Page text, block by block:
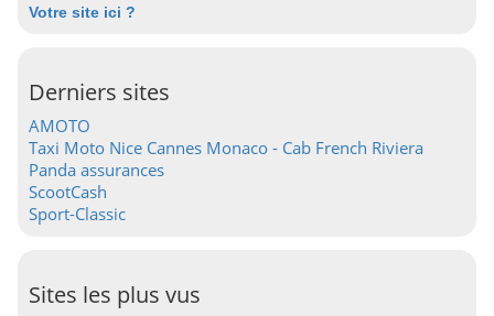
Votre site ici ?
Derniers sites
AMOTO
Taxi Moto Nice Cannes Monaco - Cab French Riviera
Panda assurances
ScootCash
Sport-Classic
Sites les plus vus